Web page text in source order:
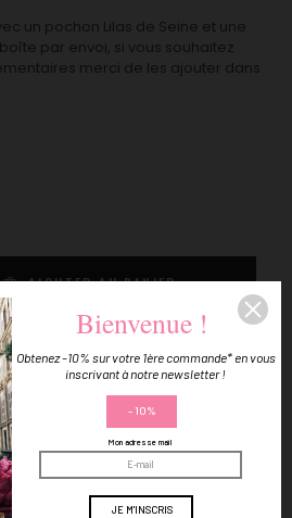
un pochon Lilas de Seine et une
par envoi, si vous souhaitez
merci de les ajouter dans
AJOUTER AU PANIER
nickel, plomb, ni cadmium)
par carte bancaire
59€ d'achat en France
Bienvenue !
Obtenez -10% sur votre 1ère commande* en vous
inscrivant à notre newsletter !
- 10%
Mon adresse mail